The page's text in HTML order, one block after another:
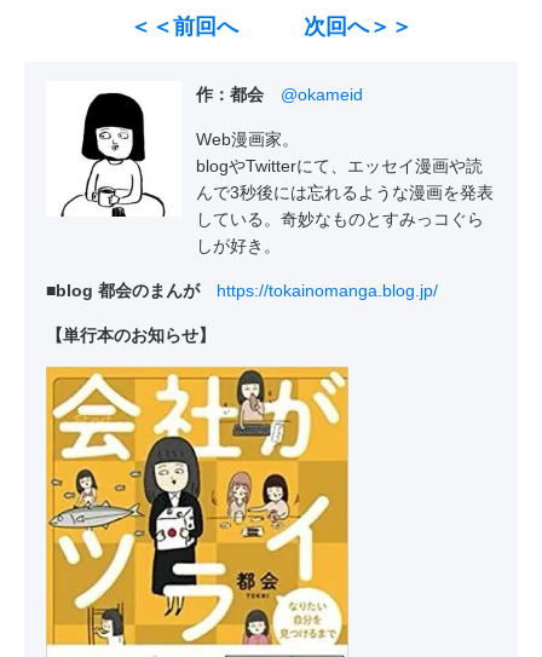
＜＜前回へ 次回へ＞＞
作：都会 @okameid
Web漫画家。
blogやTwitterにて、エッセイ漫画や読
んで3秒後には忘れるような漫画を発表
している。奇妙なものとすみっコぐら
しが好き。
■blog 都会のまんが https://tokainomanga.blog.jp/
【単行本のお知らせ】